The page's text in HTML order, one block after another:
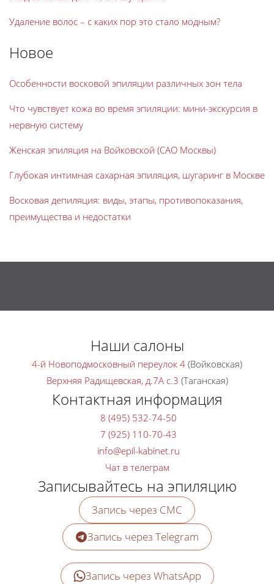
Удаление волос – с каких пор это стало модным?
Новое
Особенности восковой эпиляции различных зон тела
Что чувствует кожа во время эпиляции: мини-экскурсия в
нервную систему
Женская эпиляция на Войковской (САО Москвы)
Глубокая интимная сахарная эпиляция, шугаринг в Москве
Восковая депиляция: виды, этапы, противопоказания,
преимущества и недостатки
Наши салоны
4-й Новоподмосковный переулок 4 (Войковская)
Верхняя Радищевская, д.7A с.3 (Таганская)
Контактная информация
8 (495) 532-74-50
7 (925) 110-70-43
Чат в телеграм
Записывайтесь на эпиляцию
Запись через СМС
Запись через Telegram
Запись через WhatsApp